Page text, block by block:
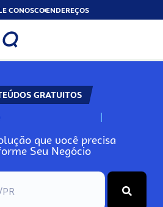
CONOSCOENDEREÇOS
GRATUITOS
N
que você precisa
Seu Negócio